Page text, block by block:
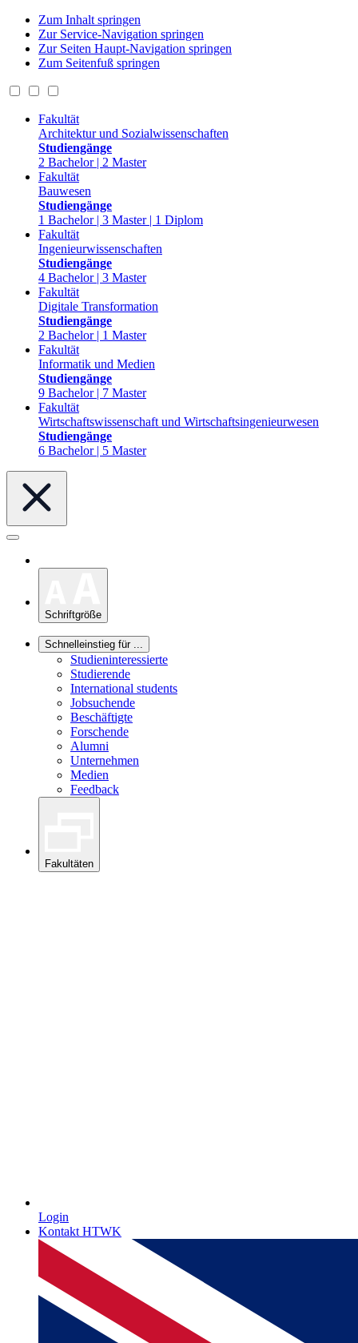
Zum Inhalt springen
Zur Service-Navigation springen
Zur Seiten Haupt-Navigation springen
Zum Seitenfuß springen
Fakultät
Architektur und Sozialwissenschaften
Studiengänge
2 Bachelor | 2 Master
Fakultät
Bauwesen
Studiengänge
1 Bachelor | 3 Master | 1 Diplom
Fakultät
Ingenieurwissenschaften
Studiengänge
4 Bachelor | 3 Master
Fakultät
Digitale Transformation
Studiengänge
2 Bachelor | 1 Master
Fakultät
Informatik und Medien
Studiengänge
9 Bachelor | 7 Master
Fakultät
Wirtschaftswissenschaft und Wirtschaftsingenieurwesen
Studiengänge
6 Bachelor | 5 Master
Schriftgröße
Schnelleinstieg für ...
Studieninteressierte
Studierende
International students
Jobsuchende
Beschäftigte
Forschende
Alumni
Unternehmen
Medien
Feedback
Fakultäten
Login
Kontakt HTWK